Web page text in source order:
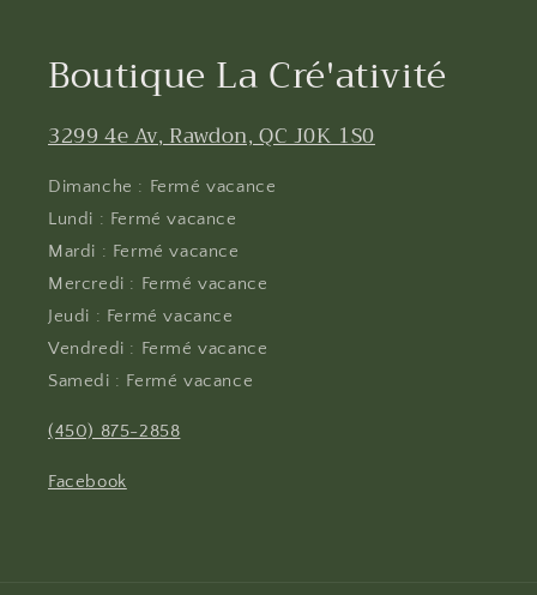
Boutique La Cré'ativité
3299 4e Av, Rawdon, QC J0K 1S0
Dimanche : Fermé vacance
Lundi : Fermé vacance
Mardi : Fermé vacance
Mercredi : Fermé vacance
Jeudi : Fermé vacance
Vendredi : Fermé vacance
Samedi : Fermé vacance
(450) 875-2858
Facebook